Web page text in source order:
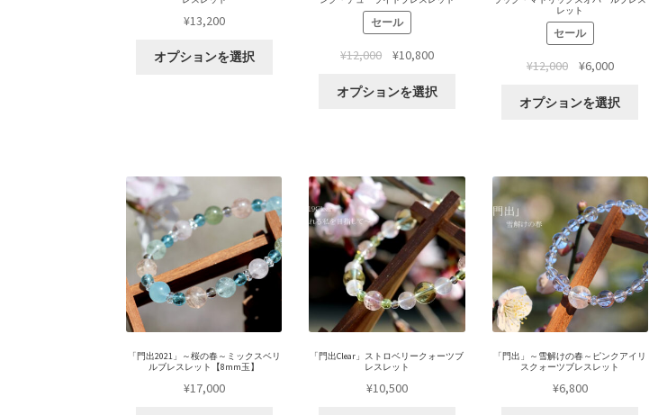
¥13,200
オプションを選択
セール
¥12,000 ¥10,800
オプションを選択
レット
セール
¥12,000 ¥6,000
オプションを選択
「門出2021」～桜の春～ミックスベリ
ルブレスレット【8mm玉】
¥17,000
「門出Clear」ストロベリークォーツブ
レスレット
¥10,500
「門出」～雪解けの春～ピンクアイリ
スクォーツブレスレット
¥6,800